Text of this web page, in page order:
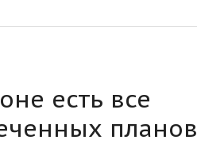
есть все
планов